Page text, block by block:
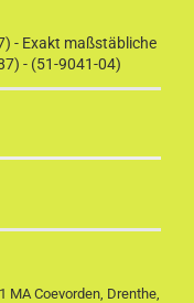
- Exakt maßstäbliche
- (51-9041-04)
Coevorden, Drenthe,